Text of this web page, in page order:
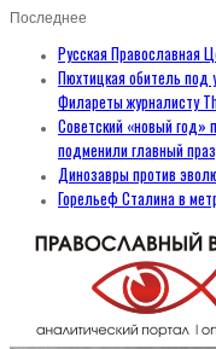
Последнее
Русская Православная
Пюхтицкая обитель под
Филареты журналисту
Советский «новый год»
подменили главный
Динозавры против
Горельеф Сталина в